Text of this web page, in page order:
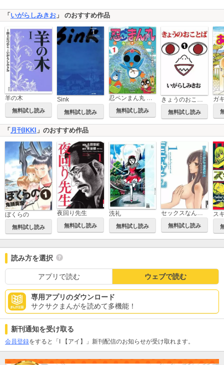
「 いがらしみきお 」 のおすすめ作品
羊の木
無料試し読み
Sink
無料試し読み
忍ペンまん丸 しんそー版【電子限定カラー特典付】
無料試し読み
きょうのおことば
無料試し読み
ガ
「 月刊IKKI 」のおすすめ作品
ぼくらの
無料試し読み
夜回り先生
無料試し読み
洗礼
無料試し読み 無料試し読み
ス
読み方を選択
アプリで読む ウェブで読む
専用アプリのダウンロード
サクサクまんがを読めて多機能！
新刊通知を受け取る
会員登録をすると「I 【アイ】」新刊配信のお知らせが受け取れます。